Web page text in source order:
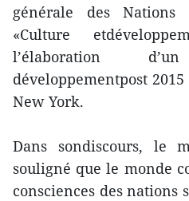
générale des
«Culture
l’élaboration
développementpost
New York.
Dans sondiscours, le
souligné que le monde
consciences des